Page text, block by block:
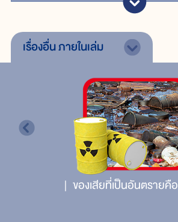
เรื่องอื่นภายในเล่ม
ของเสียที่เป็นอันตรายคือ